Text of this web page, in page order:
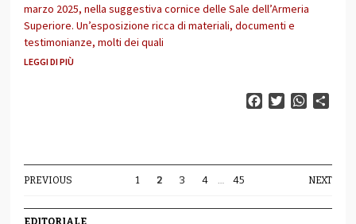
marzo 2025, nella suggestiva cornice delle Sale dell’Armeria
Superiore. Un’esposizione ricca di materiali, documenti e
testimonianze, molti dei quali
LEGGI DI PIÙ
FacebookTwitter
PREVIOUS 1 2 3 4 … 45 NEXT
EDITORIALE